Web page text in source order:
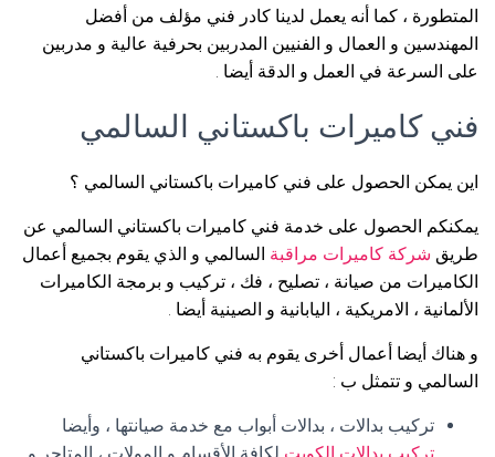
المتطورة ، كما أنه يعمل لدينا كادر فني مؤلف من أفضل
المهندسين و العمال و الفنيين المدربين بحرفية عالية و مدربين
على السرعة في العمل و الدقة أيضا .
فني كاميرات باكستاني السالمي
اين يمكن الحصول على فني كاميرات باكستاني السالمي ؟
يمكنكم الحصول على خدمة فني كاميرات باكستاني السالمي عن
طريق شركة كاميرات مراقبة السالمي و الذي يقوم بجميع أعمال
الكاميرات من صيانة ، تصليح ، فك ، تركيب و برمجة الكاميرات
الألمانية ، الامريكية ، اليابانية و الصينية أيضا .
و هناك أيضا أعمال أخرى يقوم به فني كاميرات باكستاني
السالمي و تتمثل ب :
تركيب بدالات ، بدالات أبواب مع خدمة صيانتها ، وأيضا